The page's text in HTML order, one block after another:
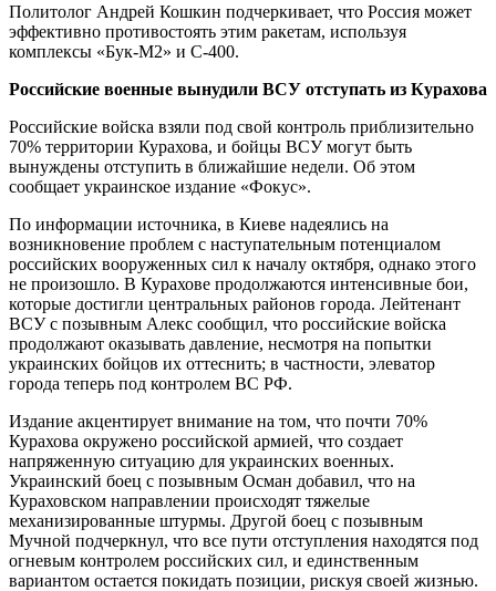
Политолог Андрей Кошкин подчеркивает, что Россия может
эффективно противостоять этим ракетам, используя
комплексы «Бук-М2» и С-400.
Российские военные вынудили ВСУ отступать из Курахова
Российские войска взяли под свой контроль приблизительно
70% территории Курахова, и бойцы ВСУ могут быть
вынуждены отступить в ближайшие недели. Об этом
сообщает украинское издание «Фокус».
По информации источника, в Киеве надеялись на
возникновение проблем с наступательным потенциалом
российских вооруженных сил к началу октября, однако этого
не произошло. В Курахове продолжаются интенсивные бои,
которые достигли центральных районов города. Лейтенант
ВСУ с позывным Алекс сообщил, что российские войска
продолжают оказывать давление, несмотря на попытки
украинских бойцов их оттеснить; в частности, элеватор
города теперь под контролем ВС РФ.
Издание акцентирует внимание на том, что почти 70%
Курахова окружено российской армией, что создает
напряженную ситуацию для украинских военных.
Украинский боец с позывным Осман добавил, что на
Кураховском направлении происходят тяжелые
механизированные штурмы. Другой боец с позывным
Мучной подчеркнул, что все пути отступления находятся под
огневым контролем российских сил, и единственным
вариантом остается покидать позиции, рискуя своей жизнью.